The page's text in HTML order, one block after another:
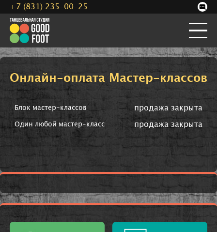
Онлайн-оплата Мастер-классов
Блок мастер-классов продажа закрыта
Один любой мастер-класс продажа закрыта
+7 (831) 235-00-25